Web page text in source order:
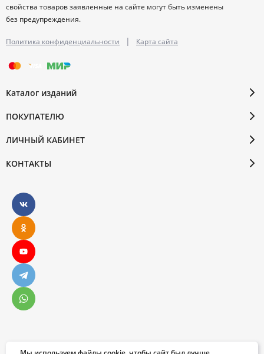
свойства товаров заявленные на сайте могут быть изменены
без предупреждения.
Политика конфиденциальности | Карта сайта
Каталог изданий
ПОКУПАТЕЛЮ
ЛИЧНЫЙ КАБИНЕТ
КОНТАКТЫ